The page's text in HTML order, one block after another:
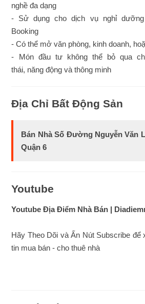
nghề đa dạng
- Sử dụng cho dịch vụ nghỉ dưỡng
Booking
- Có thể mở văn phòng, kinh doanh,
- Món đầu tư không thể bỏ qua
thái, năng động và thông minh
Địa Chỉ Bất Động Sản
Bán Nhà Số Đường Nguyễn Văn
Quận 6
Youtube
Youtube Địa Điểm Nhà Bán |
Hãy Theo Dõi và Ấn Nút Subscribe để
tin mua bán - cho thuê nhà